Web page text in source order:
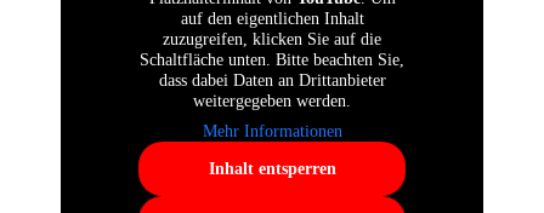
auf den eigentlichen Inhalt
zuzugreifen, klicken Sie auf die
Schaltfläche unten. Bitte beachten Sie,
dass dabei Daten an Drittanbieter
weitergegeben werden.
Mehr Informationen
Inhalt entsperren